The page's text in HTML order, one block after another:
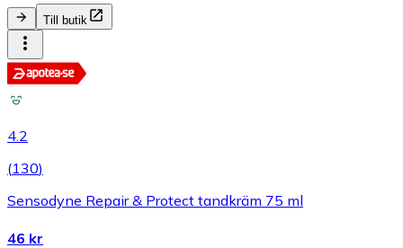
Till butik
4.2
(130)
Sensodyne Repair & Protect tandkräm 75 ml
46 kr